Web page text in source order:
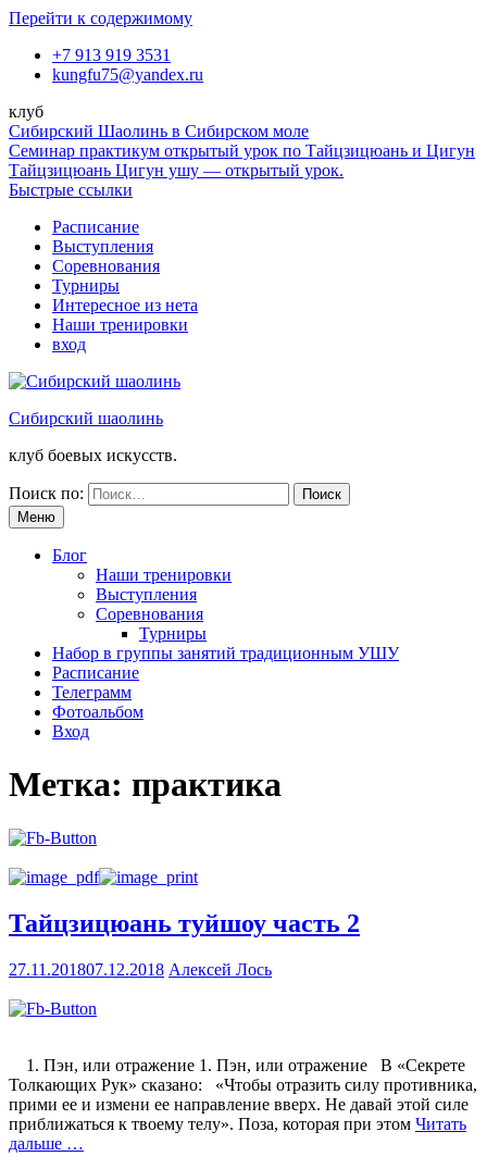
Перейти к содержимому
+7 913 919 3531
kungfu75@yandex.ru
клуб
Сибирский Шаолинь в Сибирском моле
Семинар практикум открытый урок по Тайцзицюань и Цигун
Тайцзицюань Цигун ушу — открытый урок.
Быстрые ссылки
Расписание
Выступления
Соревнования
Турниры
Интересное из нета
Наши тренировки
вход
Сибирский шаолинь
клуб боевых искусств.
Поиск по:
Меню
Блог
Наши тренировки
Выступления
Соревнования
Турниры
Набор в группы занятий традиционным УШУ
Расписание
Телеграмм
Фотоальбом
Вход
Метка: практика
Тайцзицюань туйшоу часть 2
27.11.201807.12.2018 Алексей Лось
1. Пэн, или отражение 1. Пэн, или отражение В «Секрете
Толкающих Рук» сказано: «Чтобы отразить силу противника,
прими ее и измени ее направление вверх. Не давай этой силе
приближаться к твоему телу». Поза, которая при этом Читать
дальше …